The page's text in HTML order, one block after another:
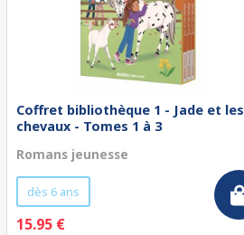
Coffret bibliothèque 1 - Jade et les
chevaux - Tomes 1 à 3
Romans jeunesse
dès 6 ans
15.95 €